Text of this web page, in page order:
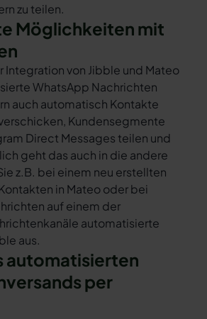
zu teilen.
Möglichkeiten mit
Integration von Jibble und Mateo
WhatsApp Nachrichten
auch automatisch Kontakte
Kundensegmente
Direct Messages teilen und
geht das auch in die andere
z.B. bei einem neu erstellten
in Mateo oder bei
auf einem der
automatisierte
aus.
automatisierten
per